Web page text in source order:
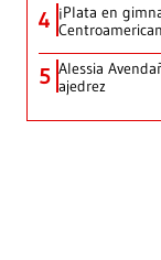
4 ¡Plata en
5 Alessia
ajedrez